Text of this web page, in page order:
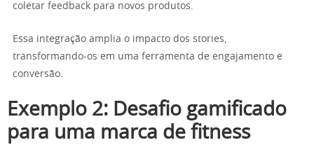
coletar feedback para novos produtos.
Essa integração amplia o impacto dos stories,
transformando-os em uma ferramenta de engajamento e
conversão.
Exemplo 2: Desafio gamificado
para uma marca de fitness